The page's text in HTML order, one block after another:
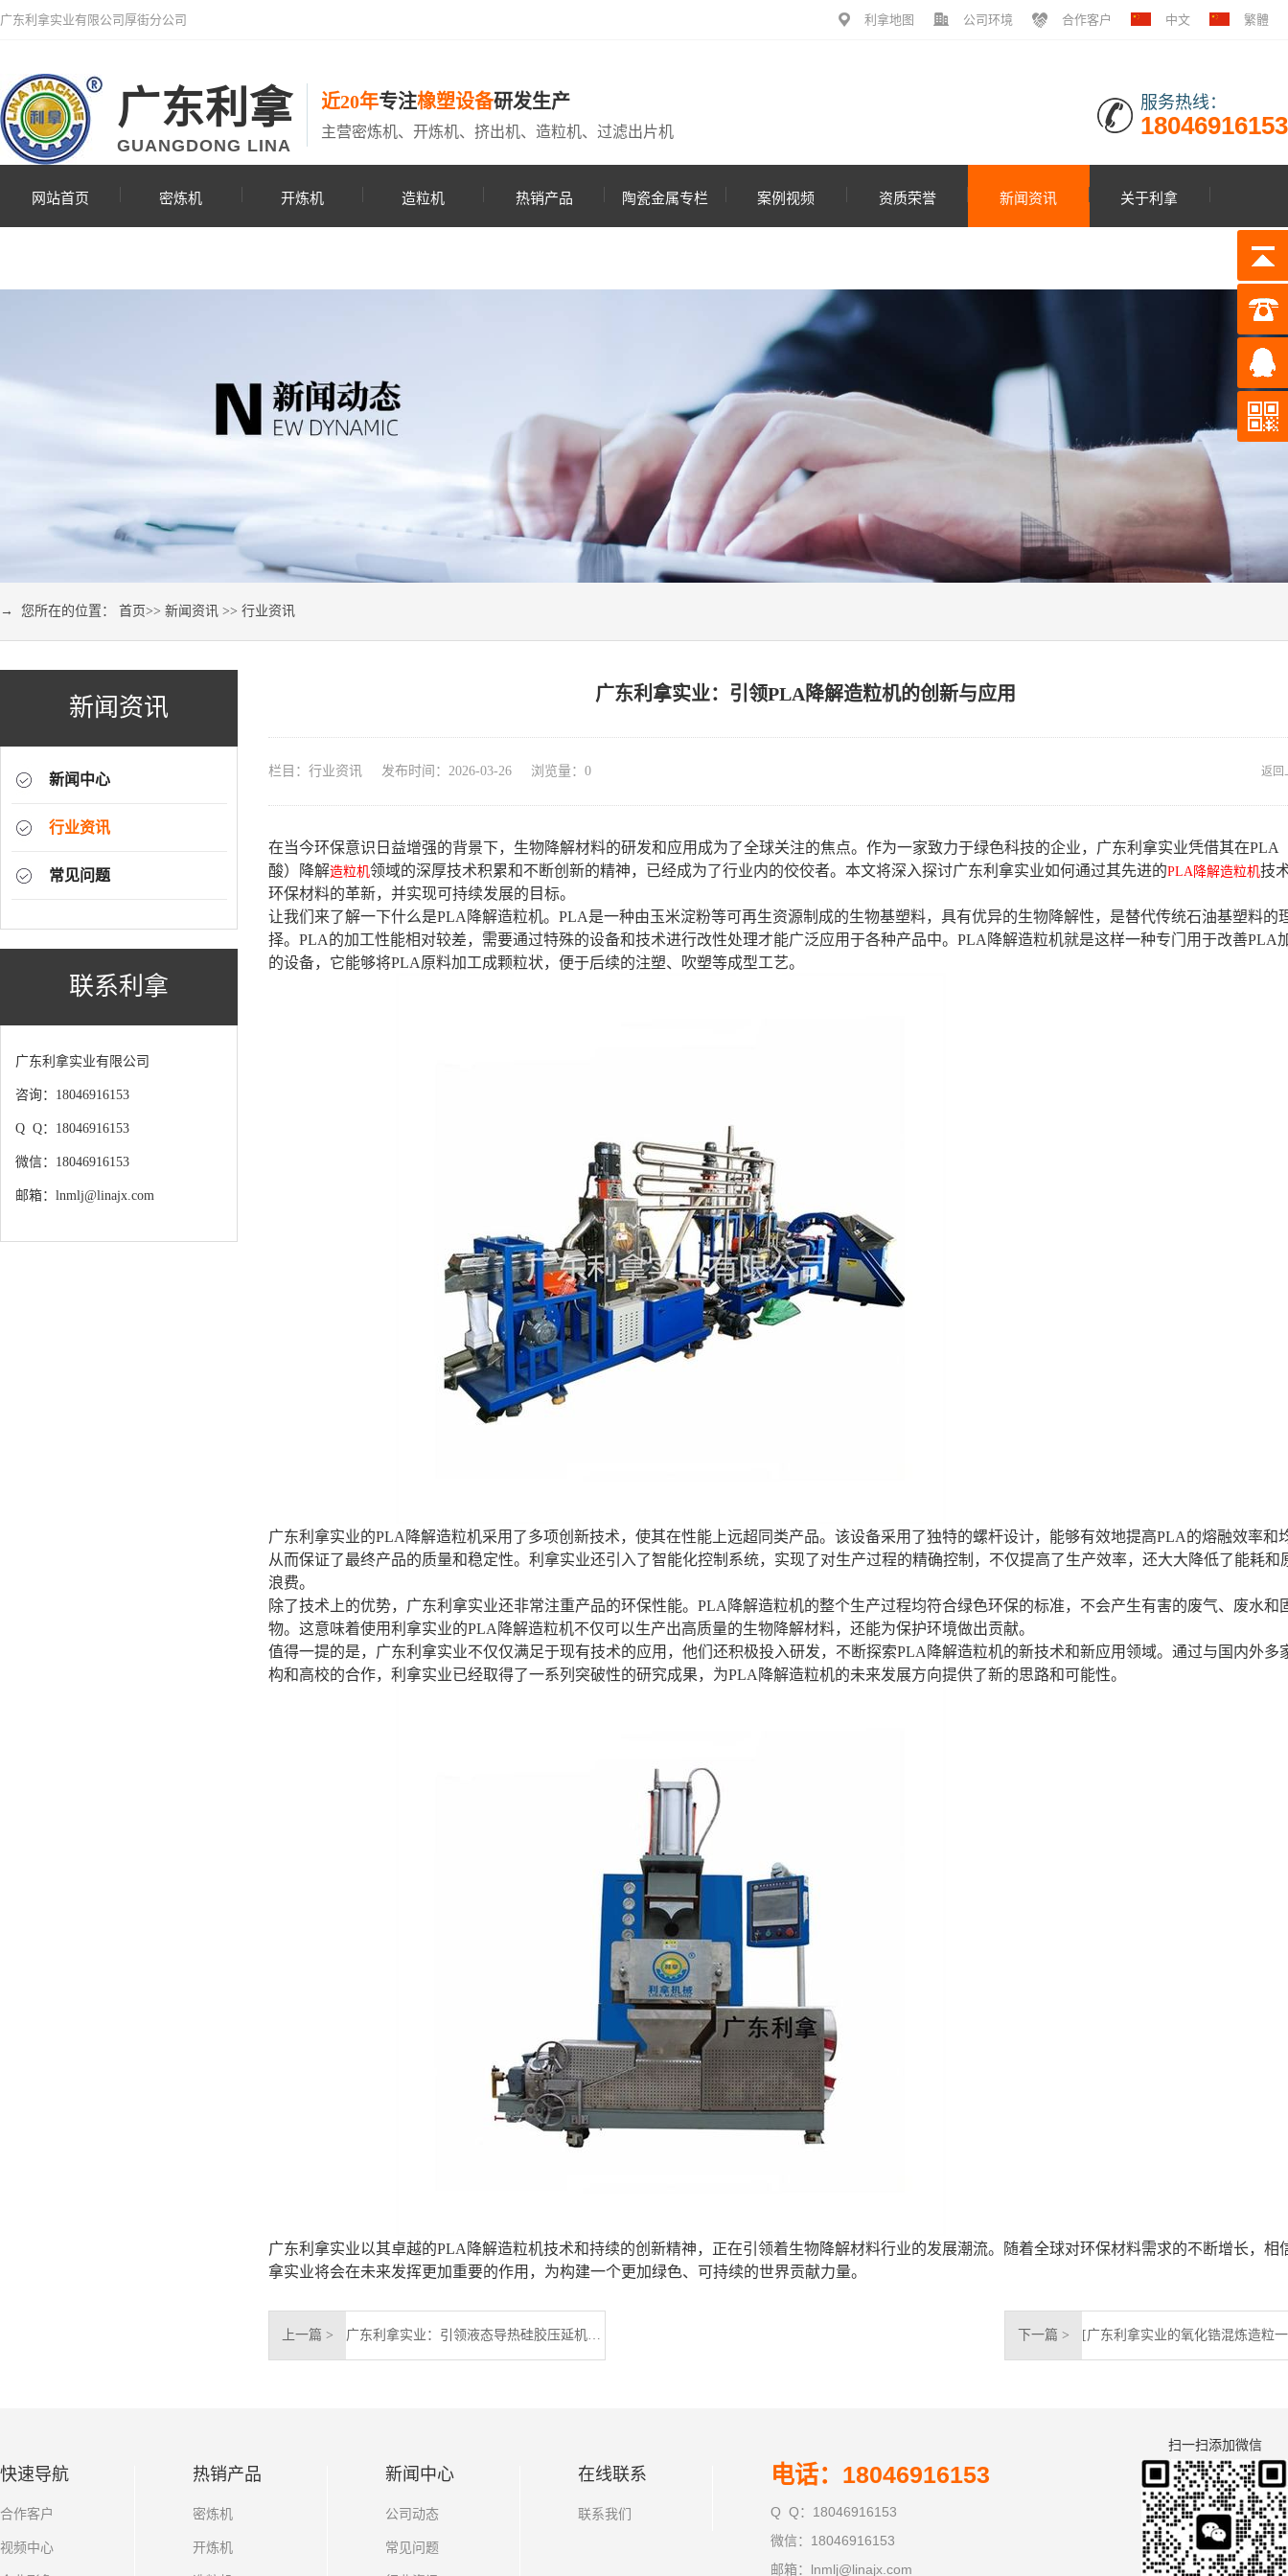
广东利拿实业有限公司厚街分公司 利拿地图 公司环境 合作客户 中文 繁體
广东利拿
GUANGDONG LINA
近20年专注橡塑设备研发生产
主营密炼机、开炼机、挤出机、造粒机、过滤出片机
服务热线：
18046916153
网站首页 密炼机 开炼机 造粒机 热销产品 陶瓷金属专栏 案例视频 资质荣誉 新闻资讯 关于利拿
→ 您所在的位置： 首页>> 新闻资讯 >> 行业资讯
新闻资讯
新闻中心
行业资讯
常见问题
联系利拿
广东利拿实业有限公司
咨询：18046916153
Q Q：18046916153
微信：18046916153
邮箱：lnmlj@linajx.com
广东利拿实业：引领PLA降解造粒机的创新与应用
栏目：行业资讯 发布时间：2026-03-26 浏览量： 0 返回
在当今环保意识日益增强的背景下，生物降解材料的研发和应用成为了全球关注的焦点。作为一家致力于绿色科技的企业，广东利拿实业凭借其在PLA
酸）降解造粒机领域的深厚技术积累和不断创新的精神，已经成为了行业内的佼佼者。本文将深入探讨广东利拿实业如何通过其先进的PLA降解造粒机技
环保材料的革新，并实现可持续发展的目标。
让我们来了解一下什么是PLA降解造粒机。PLA是一种由玉米淀粉等可再生资源制成的生物基塑料，具有优异的生物降解性，是替代传统石油基塑料的
择。PLA的加工性能相对较差，需要通过特殊的设备和技术进行改性处理才能广泛应用于各种产品中。PLA降解造粒机就是这样一种专门用于改善PLA
的设备，它能够将PLA原料加工成颗粒状，便于后续的注塑、吹塑等成型工艺。
广东利拿实业的PLA降解造粒机采用了多项创新技术，使其在性能上远超同类产品。该设备采用了独特的螺杆设计，能够有效地提高PLA的熔融效率和
从而保证了最终产品的质量和稳定性。利拿实业还引入了智能化控制系统，实现了对生产过程的精确控制，不仅提高了生产效率，还大大降低了能耗和
浪费。
除了技术上的优势，广东利拿实业还非常注重产品的环保性能。PLA降解造粒机的整个生产过程均符合绿色环保的标准，不会产生有害的废气、废水和
物。这意味着使用利拿实业的PLA降解造粒机不仅可以生产出高质量的生物降解材料，还能为保护环境做出贡献。
值得一提的是，广东利拿实业不仅仅满足于现有技术的应用，他们还积极投入研发，不断探索PLA降解造粒机的新技术和新应用领域。通过与国内外多
构和高校的合作，利拿实业已经取得了一系列突破性的研究成果，为PLA降解造粒机的未来发展方向提供了新的思路和可能性。
广东利拿实业以其卓越的PLA降解造粒机技术和持续的创新精神，正在引领着生物降解材料行业的发展潮流。随着全球对环保材料需求的不断增长，相
拿实业将会在未来发挥更加重要的作用，为构建一个更加绿色、可持续的世界贡献力量。
上一篇 > 广东利拿实业：引领液态导热硅胶压延机创新 下一篇 >
快速导航
合作客户
视频中心
热销产品
密炼机
开炼机
新闻中心
公司动态
常见问题
在线联系
联系我们
电话：18046916153
Q Q：18046916153
微信：18046916153
邮箱：lnmlj@linajx.com
扫一扫添加微信